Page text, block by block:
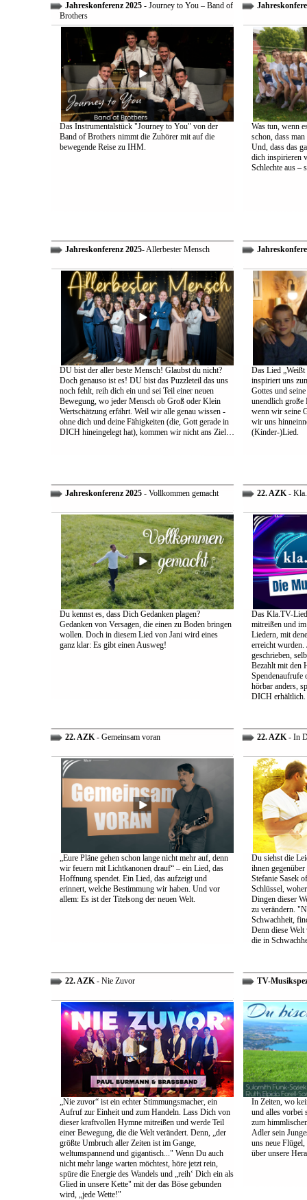
Jahreskonferenz 2025- Journey to You – Band of
Brothers
Das Instrumentalstück "Journey to You" von der
Band of Brothers nimmt die Zuhörer mit auf die
bewegende Reise zu IHM.
Was tun, wenn
schon, dass
Und, dass das
dich inspirieren
Schlechte aus –
Jahreskonferenz 2025- Allerbester Mensch
DU bist der aller beste Mensch! Glaubst du nicht?
Doch genauso ist es! DU bist das Puzzleteil das uns
noch fehlt, reih dich ein und sei Teil einer neuen
Bewegung, wo jeder Mensch ob Groß oder Klein
Wertschätzung erfährt. Weil wir alle genau wissen -
ohne dich und deine Fähigkeiten (die, Gott gerade in
DICH hineingelegt hat), kommen wir nicht ans Ziel…
Das Lied
inspiriert uns
Gottes und
unendlich große
wenn wir seine
wir uns
(Kinder-)Lied.
Jahreskonferenz 2025- Vollkommen gemacht
Du kennst es, dass Dich Gedanken plagen?
Gedanken von Versagen, die einen zu Boden bringen
wollen. Doch in diesem Lied von Jani wird eines
ganz klar: Es gibt einen Ausweg!
22. AZK-
Das Kla.TV-
mitreißen und
Liedern, mit
erreicht wurden.
geschrieben,
Bezahlt mit den
Spendenaufrufe
hörbar anders,
DICH erhältlich.
22. AZK- Gemeinsam voran
„Eure Pläne gehen schon lange nicht mehr auf, denn
wir feuern mit Lichtkanonen drauf“ – ein Lied, das
Hoffnung spendet. Ein Lied, das aufzeigt und
erinnert, welche Bestimmung wir haben. Und vor
allem: Es ist der Titelsong der neuen Welt.
22. AZK- In
Du siehst die
ihnen
Stefanie Sasek
Schlüssel,
Dingen dieser
zu verändern.
Schwachheit,
Denn diese Welt
die in
22. AZK- Nie Zuvor
„Nie zuvor“ ist ein echter Stimmungsmacher, ein
Aufruf zur Einheit und zum Handeln. Lass Dich von
dieser kraftvollen Hymne mitreißen und werde Teil
einer Bewegung, die die Welt verändert. Denn, „der
größte Umbruch aller Zeiten ist im Gange,
weltumspannend und gigantisch..." Wenn Du auch
nicht mehr lange warten möchtest, höre jetzt rein,
spüre die Energie des Wandels und „reih‘ Dich ein als
Glied in unsere Kette" mit der das Böse gebunden
wird, „jede Wette!"
TV-
In Zeiten, wo
und alles vorbei
zum
Adler sein
uns neue
über unsere